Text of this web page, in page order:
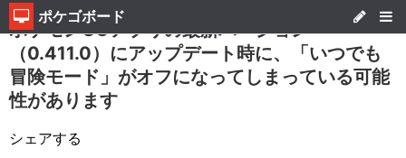
ポケゴボード
ポケモンGOアプリの最新バージョン
（0.411.0）にアップデート時に、「いつでも
冒険モード」がオフになってしまっている可能
性があります
シェアする